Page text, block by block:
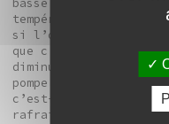
basse température
température (salles).
si l’on augmente la
que c’est un
diminue la
pompe à chaleur du
c’est-à-dire qu’elle
rafraichir en